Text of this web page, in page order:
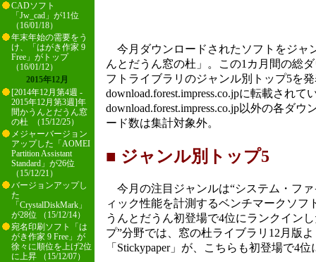
CADソフト
「Jw_cad」が11位
（16/01/18）
年末年始の需要をう
け、「はがき作家 9
Free」がトップ
（16/01/12）
2015年12月
[2014年12月第4週 -
2015年12月第3週]年
間かうんとだうん窓
の杜 （15/12/25）
メジャーバージョン
アップした「AOMEI
Partition Assistant
Standard」が26位
（15/12/21）
バージョンアップし
た
「CrystalDiskMark」
が28位 （15/12/14）
宛名印刷ソフト「は
がき作家 9 Free」が
徐々に順位を上げ2位
に上昇 （15/12/07）
今月ダウンロードされたソフトをジャ
んとだうん窓の杜」。この1カ月間の総
フトライブラリのジャンル別トップ5を
download.forest.impress.co.jpに転載され
download.forest.impress.co.jp以外の各ダ
ード数は集計対象外。
■ ジャンル別トップ5
今月の注目ジャンルは“システム・フ
ィック性能を計測するベンチマークソフ
うんとだうん初登場で4位にランクイン
プ”分野では、窓の杜ライブラリ12月版
「Stickypaper」が、こちらも初登場で4